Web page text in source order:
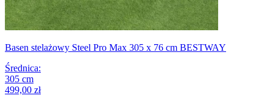
Basen stelażowy Steel Pro Max 305 x 76 cm BESTWAY
Średnica:
305 cm
499,00 zł